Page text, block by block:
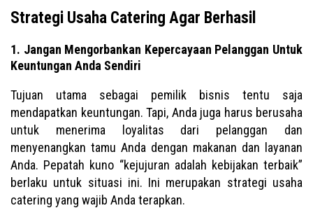
Strategi Usaha Catering Agar Berhasil
1. Jangan Mengorbankan Kepercayaan Pelanggan Untuk
Keuntungan Anda Sendiri
Tujuan utama sebagai pemilik bisnis tentu saja
mendapatkan keuntungan. Tapi, Anda juga harus berusaha
untuk menerima loyalitas dari pelanggan dan
menyenangkan tamu Anda dengan makanan dan layanan
Anda. Pepatah kuno “kejujuran adalah kebijakan terbaik”
berlaku untuk situasi ini. Ini merupakan strategi usaha
catering yang wajib Anda terapkan.